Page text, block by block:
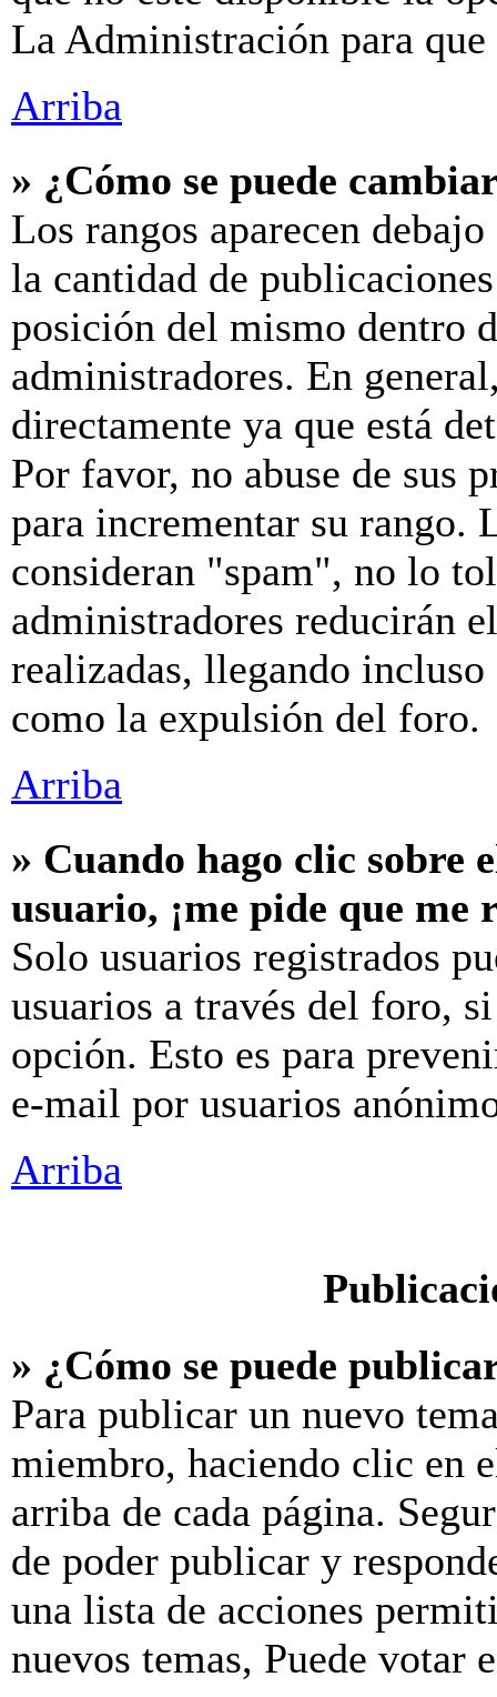
La Administración para que
Arriba
» ¿Cómo se puede
Los rangos aparecen
la cantidad de
posición del mismo dentro
administradores. En
directamente ya que está
Por favor, no abuse de sus
para incrementar su rango.
consideran "spam", no lo
administradores reducirán
realizadas, llegando
como la expulsión del foro.
Arriba
» Cuando hago clic sobre
usuario, ¡me pide que me
Solo usuarios registrados
usuarios a través del foro,
opción. Esto es para
e-mail por usuarios
Arriba
» ¿Cómo se puede
Para publicar un nuevo
miembro, haciendo clic en
arriba de cada página.
de poder publicar y
una lista de acciones
nuevos temas, Puede votar